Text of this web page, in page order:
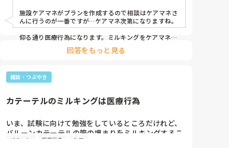
施設ケアマネがプランを作成するので相談はケアマネさ
んに行うのが一番ですが…ケアマネ次第になりますね。
仰る通り医療行為になります。ミルキングをケアマネが
どう解釈をしているか。自分に都合の良いように解釈し
てたらちょっとおっかないです。万が一逆流させて感染
の説明、どのようにするのかなあと同じケアマネでも思
うことがあります。
している介護保険課や高齢者福祉課に通報しても良いの
告義務があります。ほとんどされることがないです
が。）
回答をもっと見る
雑談・つぶやき
カテーテルのミルキングは医療行為
いま、試験に向けて勉強をしているところだけれど、
バルーンカテーテルの管の埋まりをミルキングするこ
とは医療行為だって出てきたヮ。
バルーン 医療行為 ケア